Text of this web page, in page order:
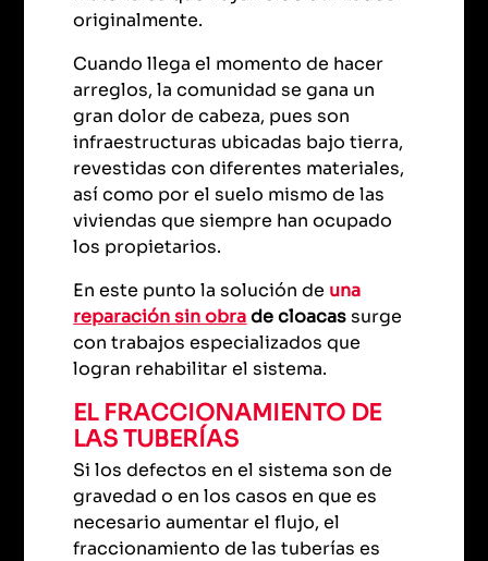
originalmente.
Cuando llega el momento de hacer
arreglos, la comunidad se gana un
gran dolor de cabeza, pues son
infraestructuras ubicadas bajo tierra,
revestidas con diferentes materiales,
así como por el suelo mismo de las
viviendas que siempre han ocupado
los propietarios.
En este punto la solución de una
reparación sin obrade cloacassurge
con trabajos especializados que
logran rehabilitar el sistema.
EL FRACCIONAMIENTO DE
LAS TUBERÍAS
Si los defectos en el sistema son de
gravedad o en los casos en que es
necesario aumentar el flujo, el
fraccionamiento de las tuberías es